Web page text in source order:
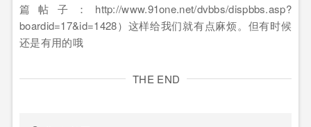
篇帖子：http://www.91one.net/dvbbs/dispbbs.asp?
boardid=17&id=1428）这样给我们就有点麻烦。但有时候
还是有用的哦
THE END